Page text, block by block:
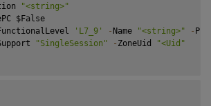
"<string>"
$False
'L7_9' - Name "<string>" -
"SingleSession" - ZoneUid "<Uid"